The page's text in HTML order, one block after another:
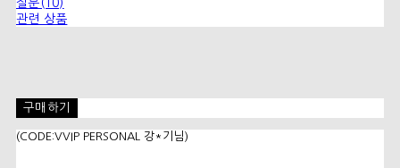
질문(10)
관련 상품
구매하기
(CODE:VVIP PERSONAL 강*기님)